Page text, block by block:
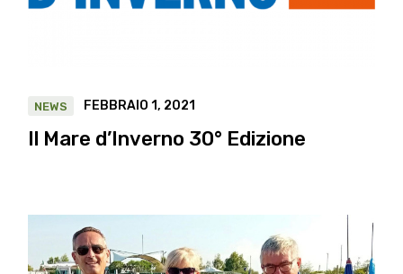
NEWS FEBBRAIO 1, 2021
Il Mare d’Inverno 30° Edizione